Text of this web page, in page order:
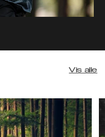
Vis alle